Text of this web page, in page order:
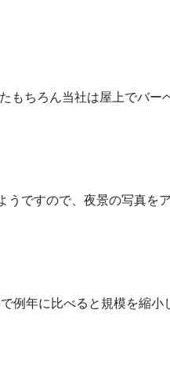
もちろん当社は屋上でバー
うですので、夜景の写真を
例年に比べると規模を縮